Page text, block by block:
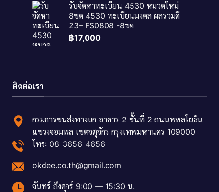
รับจัดหาทะเบียน 4530 หมวดใหม่
8ขด 4530 ทะเบียนมงคล ผลรวมดี
23– FS0808 -8ขด
฿17,000
ติดต่อเรา
กรมการขนส่งทางบก อาคาร 2 ชั้นที่ 2 ถนนพหลโยธิน
แขวงจอมพล เขตจตุจักร กรุงเทพมหานคร 109000
โทร: 08-3656-4656
okdee.co.th@gmail.com
จันทร์ ถึงศุกร์ 9:00 — 15:30 น.